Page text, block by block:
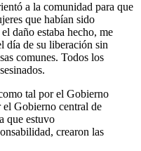
a la comunidad para que
que habían sido
daño estaba hecho, me
día de su liberación sin
comunes. Todos los
tal por el Gobierno
Gobierno central de
que estuvo
crearon las